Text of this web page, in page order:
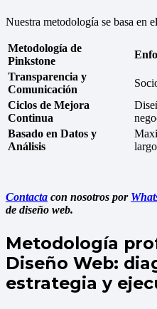
Nuestra metodología se basa en
Metodología de
Pinkstone
Transparencia y
Comunicación
Ciclos de Mejora
Continua
Basado en Datos y
Análisis
Contacta con nosotros por
de diseño web.
Metodología
Diseño Web:
estrategia y